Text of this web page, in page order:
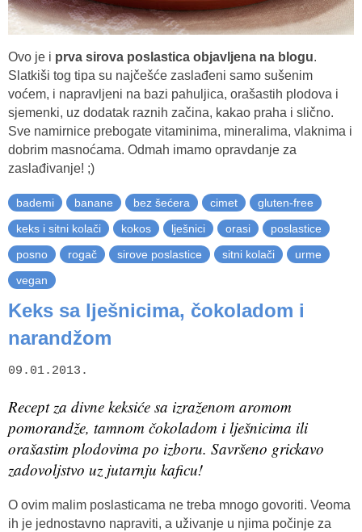
Ovo je i prva sirova poslastica objavljena na blogu.
Slatkiši tog tipa su najčešće zaslađeni samo sušenim
voćem, i napravljeni na bazi pahuljica, orašastih plodova i
sjemenki, uz dodatak raznih začina, kakao praha i slično.
Sve namirnice prebogate vitaminima, mineralima, vlaknima i
dobrim masnoćama. Odmah imamo opravdanje za
zaslađivanje! ;)
bademi banane bez šećera cimet
gluten-free
keks i sitni kolači
kokos lješnici orasi
poslastice
posno
rogač sirove poslastice sitni kolači
urme
vegan
Keks sa lješnicima, čokoladom i
narandžom
09.01.2013.
Recept za divne keksiće sa izraženom aromom
pomorandže, tamnom čokoladom i lješnicima ili
orašastim plodovima po izboru. Savršeno grickavo
zadovoljstvo uz jutarnju kaficu!
O ovim malim poslasticama ne treba mnogo govoriti. Veoma
ih je jednostavno napraviti, a uživanje u njima počinje za